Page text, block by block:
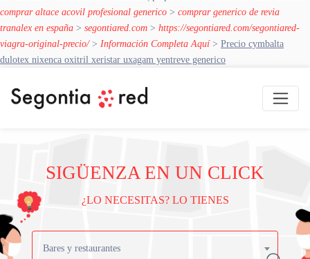
comprar altace acovil profesional generico > comprar generico de revia
tranalex en españa > segontiared.com > https://segontiared.com/segontiared-
viagra-original-precio/> Información Completa Aquí> Precio cymbalta
dulotex nixenca oxitril xeristar uxagam yentreve generico
SIGÜENZA EN UN CLICK
¿LO NECESITAS? LO TIENES
Bares y restaurantes